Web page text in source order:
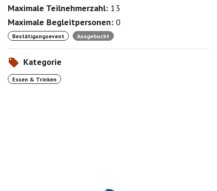
Maximale Teilnehmerzahl: 13
Maximale Begleitpersonen: 0
Bestätigungsevent Ausgebucht
Kategorie
Essen & Trinken